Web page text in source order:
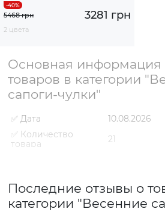
3281 грн
5468 грн
2 цвета
Основная информация
товаров в категории
сапоги-чулки"
✅ Дата
10.08.2026
✅ Количество
товара
21
✅ Самый дешевый
товар
2719 грн
Последние отзывы о
категории "Весенние